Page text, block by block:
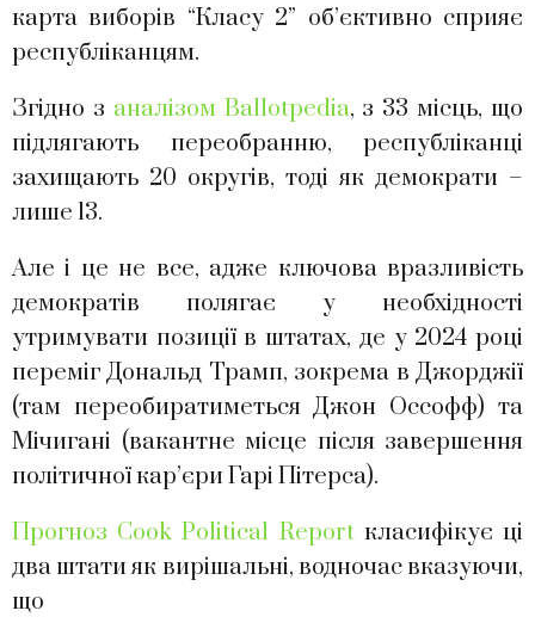
карта виборів “Класу 2” об’єктивно сприяє
республіканцям.
Згідно з аналізом Ballotpedia, з 33 місць, що
підлягають переобранню, республіканці
захищають 20 округів, тоді як демократи –
лише 13.
Але і це не все, адже ключова вразливість
демократів полягає у необхідності
утримувати позиції в штатах, де у 2024 році
переміг Дональд Трамп, зокрема в Джорджії
(там переобиратиметься Джон Оссофф) та
Мічигані (вакантне місце після завершення
політичної кар’єри Гарі Пітерса).
Прогноз Cook Political Reportкласифікує ці
два штати як вирішальні, водночас вказуючи,
що